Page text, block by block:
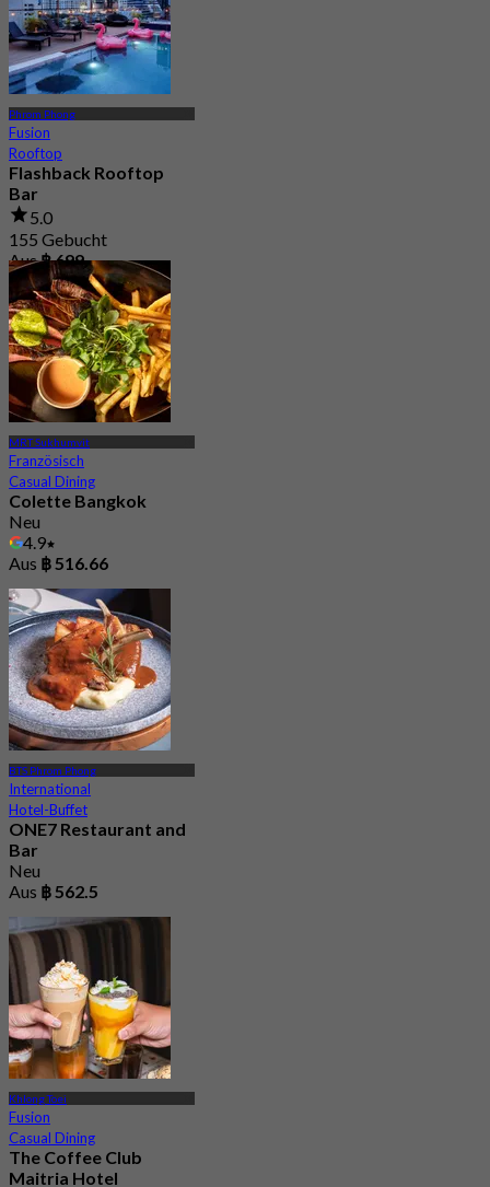
Phrom Phong
Fusion
Rooftop
Flashback Rooftop
Bar
5.0
155 Gebucht
Aus฿ 699
MRT Sukhumvit
Französisch
Casual Dining
Colette Bangkok
Neu
4.9
Aus ฿ 516.66
BTS Phrom Phong
International
Hotel-Buffet
ONE7 Restaurant and
Bar
Neu
Aus ฿ 562.5
Khlong Toei
Fusion
Casual Dining
The Coffee Club
Maitria Hotel